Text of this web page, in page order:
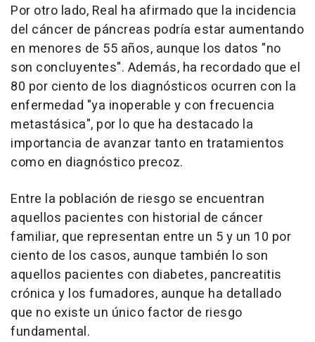
Por otro lado, Real ha afirmado que la incidencia
del cáncer de páncreas podría estar aumentando
en menores de 55 años, aunque los datos "no
son concluyentes". Además, ha recordado que el
80 por ciento de los diagnósticos ocurren con la
enfermedad "ya inoperable y con frecuencia
metastásica", por lo que ha destacado la
importancia de avanzar tanto en tratamientos
como en diagnóstico precoz.
Entre la población de riesgo se encuentran
aquellos pacientes con historial de cáncer
familiar, que representan entre un 5 y un 10 por
ciento de los casos, aunque también lo son
aquellos pacientes con diabetes, pancreatitis
crónica y los fumadores, aunque ha detallado
que no existe un único factor de riesgo
fundamental.